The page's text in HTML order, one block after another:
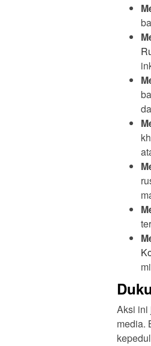
Aksi ini
media.